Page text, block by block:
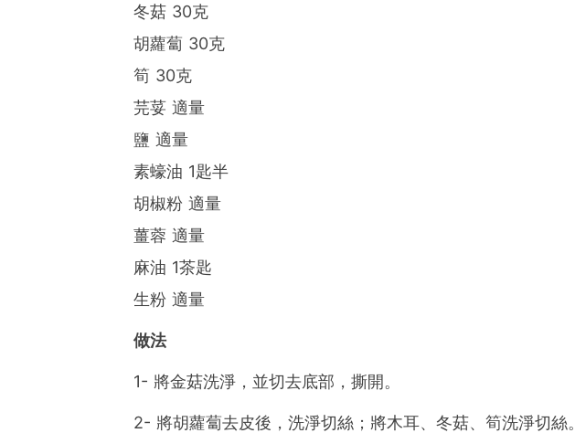
冬菇 30克
胡蘿蔔 30克
筍 30克
芫荽 適量
鹽 適量
素蠔油 1匙半
胡椒粉 適量
薑蓉 適量
麻油 1茶匙
生粉 適量
做法
1- 將金菇洗淨，並切去底部，撕開。
2- 將胡蘿蔔去皮後，洗淨切絲；將木耳、冬菇、筍洗淨切絲。